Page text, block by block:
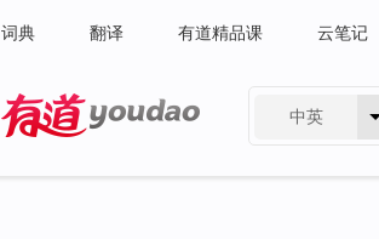
词典 翻译 有道精品课 云笔记
中英